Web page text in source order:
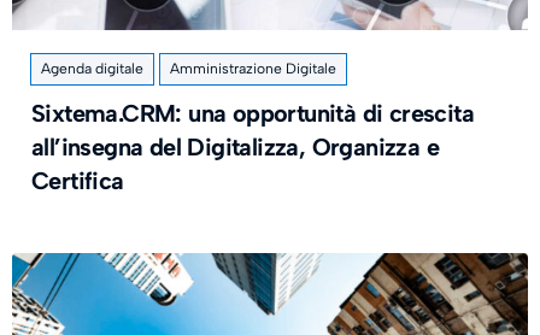
Agenda digitale Amministrazione Digitale
Sixtema.CRM: una opportunità di crescita
all’insegna del Digitalizza, Organizza e
Certifica